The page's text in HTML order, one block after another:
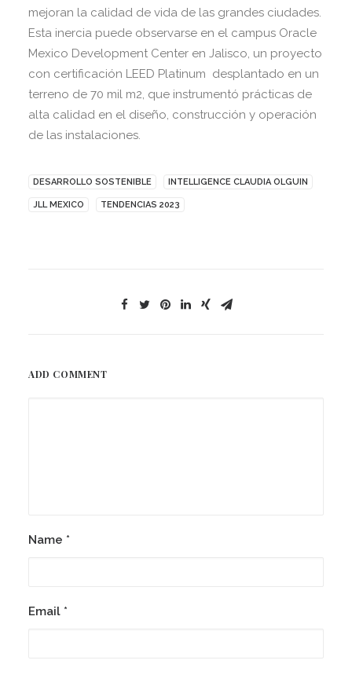
mejoran la calidad de vida de las grandes ciudades.
Esta inercia puede observarse en el campus Oracle
Mexico Development Center en Jalisco, un proyecto
con certificación LEED Platinum desplantado en un
terreno de 70 mil m2, que instrumentó prácticas de
alta calidad en el diseño, construcción y operación
de las instalaciones.
DESARROLLO SOSTENIBLE INTELLIGENCE CLAUDIA OLGUIN
JLL MEXICO TENDENCIAS 2023
ADD COMMENT
Name *
Email *